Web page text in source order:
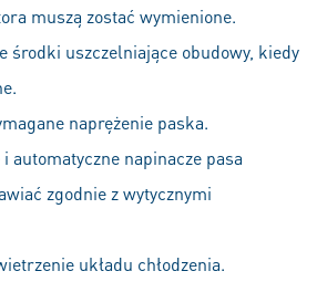
muszą zostać wymienione.
środki uszczelniające obudowy, kiedy
naprężenie paska.
automatyczne napinacze pasa
zgodnie z wytycznymi
układu chłodzenia.